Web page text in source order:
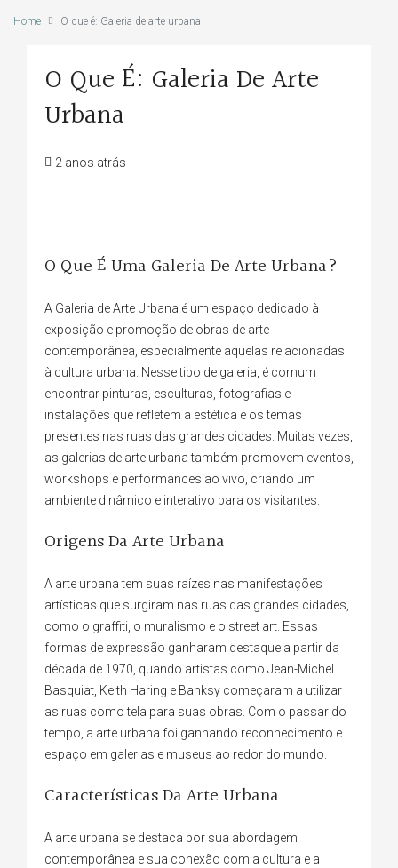
Home O que é: Galeria de arte urbana
O Que É: Galeria De Arte
Urbana
2 anos atrás
O Que É Uma Galeria De Arte Urbana?
A Galeria de Arte Urbana é um espaço dedicado à
exposição e promoção de obras de arte
contemporânea, especialmente aquelas relacionadas
à cultura urbana. Nesse tipo de galeria, é comum
encontrar pinturas, esculturas, fotografias e
instalações que refletem a estética e os temas
presentes nas ruas das grandes cidades. Muitas vezes,
as galerias de arte urbana também promovem eventos,
workshops e performances ao vivo, criando um
ambiente dinâmico e interativo para os visitantes.
Origens Da Arte Urbana
A arte urbana tem suas raízes nas manifestações
artísticas que surgiram nas ruas das grandes cidades,
como o graffiti, o muralismo e o street art. Essas
formas de expressão ganharam destaque a partir da
década de 1970, quando artistas como Jean-Michel
Basquiat, Keith Haring e Banksy começaram a utilizar
as ruas como tela para suas obras. Com o passar do
tempo, a arte urbana foi ganhando reconhecimento e
espaço em galerias e museus ao redor do mundo.
Características Da Arte Urbana
A arte urbana se destaca por sua abordagem
contemporânea e sua conexão com a cultura e a